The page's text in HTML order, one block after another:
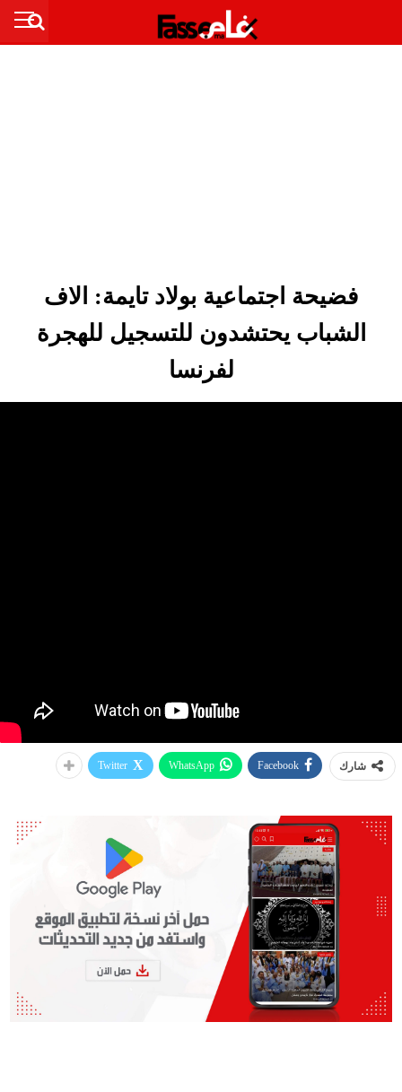
فضيحة اجتماعية بولاد تايمة: الاف
الشباب يحتشدون للتسجيل للهجرة
لفرنسا
شارك Facebook
WhatsApp
Twitter